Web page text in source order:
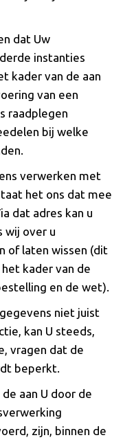
dat Uw
instanties
kader van de aan
van een
raadplegen
bij welke
verwerken met
het ons dat mee
dat adres kan u
wij over u
of laten wissen (dit
kader van de
en de wet).
niet juist
kan U steeds,
vragen dat de
beperkt.
aan U door de
zijn, binnen de